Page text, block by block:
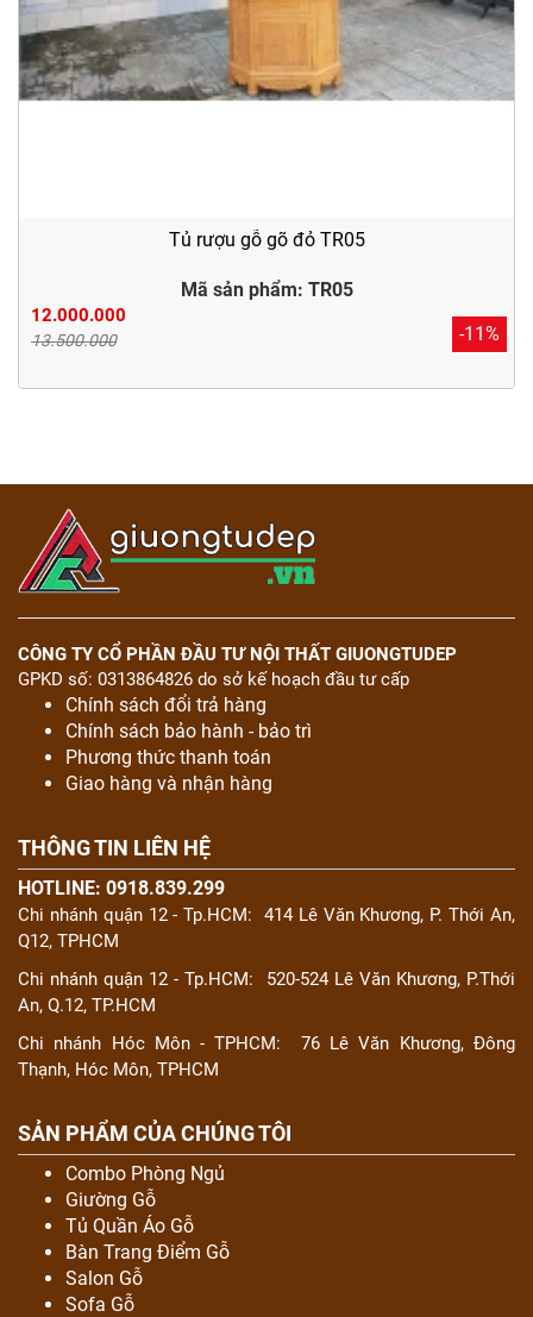
Tủ rượu gỗ gõ đỏ TR05
Mã sản phẩm: TR05
12.000.000
13.500.000 -11%
CÔNG TY CỔ PHẦN ĐẦU TƯ NỘI THẤT GIUONGTUDEP
GPKD số: 0313864826 do sở kế hoạch đầu tư cấp
Chính sách đổi trả hàng
Chính sách bảo hành - bảo trì
Phương thức thanh toán
Giao hàng và nhận hàng
THÔNG TIN LIÊN HỆ
HOTLINE: 0918.839.299
Chi nhánh quận 12 - Tp.HCM:
414 Lê Văn Khương, P. Thới An,
Q12, TPHCM
Chi nhánh quận 12 - Tp.HCM:
520-524 Lê Văn Khương, P.Thới
An, Q.12, TP.HCM
Chi nhánh Hóc Môn - TPHCM:
76 Lê Văn Khương, Đông
Thạnh, Hóc Môn, TPHCM
SẢN PHẨM CỦA CHÚNG TÔI
Combo Phòng Ngủ
Giường Gỗ
Tủ Quần Áo Gỗ
Bàn Trang Điểm Gỗ
Salon Gỗ
Sofa Gỗ